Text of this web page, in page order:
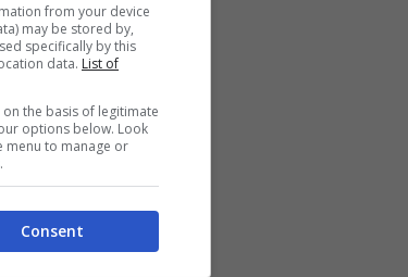
from your device
may be stored by,
specifically by this
data. List of
the basis of legitimate
options below. Look
menu to manage or
Consent